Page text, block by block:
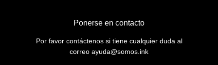
Ponerse en contacto
Por favor contáctenos si tiene cualquier duda al
correo ayuda@somos.ink